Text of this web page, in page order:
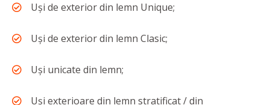
Uși de exterior din lemn Unique;
Uși de exterior din lemn Clasic;
Uși unicate din lemn;
Uși exterioare din lemn stratificat / din